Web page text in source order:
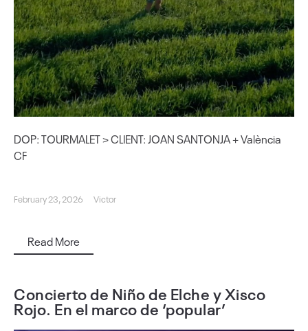
DOP: TOURMALET > CLIENT: JOAN SANTONJA + València
CF
February 23, 2026 Victor
Read More
Concierto de Niño de Elche y Xisco
Rojo. En el marco de ‘popular’⁣